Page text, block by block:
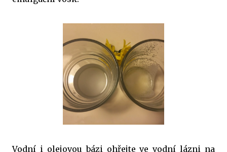
Vodní i olejovou bázi ohřejte ve vodní lázni na